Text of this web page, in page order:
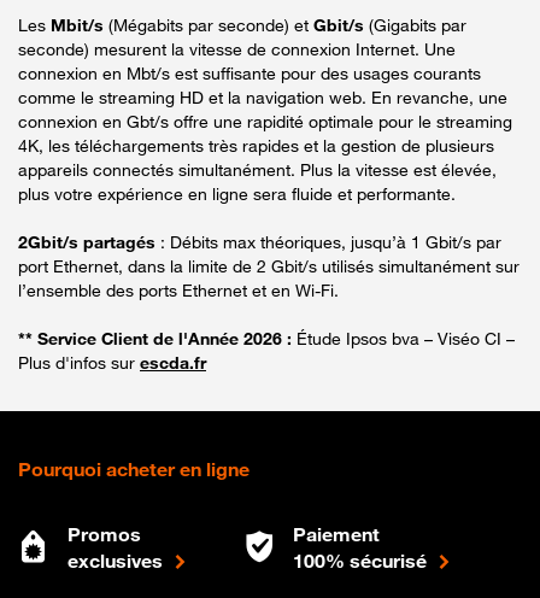
Les Mbit/s (Mégabits par seconde) et Gbit/s (Gigabits par
seconde) mesurent la vitesse de connexion Internet. Une
connexion en Mbt/s est suffisante pour des usages courants
comme le streaming HD et la navigation web. En revanche, une
connexion en Gbt/s offre une rapidité optimale pour le streaming
4K, les téléchargements très rapides et la gestion de plusieurs
appareils connectés simultanément. Plus la vitesse est élevée,
plus votre expérience en ligne sera fluide et performante.
2Gbit/s partagés : Débits max théoriques, jusqu’à 1 Gbit/s par
port Ethernet, dans la limite de 2 Gbit/s utilisés simultanément sur
l’ensemble des ports Ethernet et en Wi-Fi.
** Service Client de l'Année 2026 : Étude Ipsos bva – Viséo CI –
Plus d'infos sur escda.fr
Pourquoi acheter en ligne
Promos
exclusives
Paiement
100% sécurisé